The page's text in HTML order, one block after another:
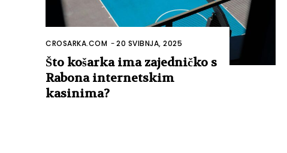
CROSARKA.COM -20 SVIBNJA, 2025
Što košarka ima zajedničko s
Rabona internetskim
kasinima?